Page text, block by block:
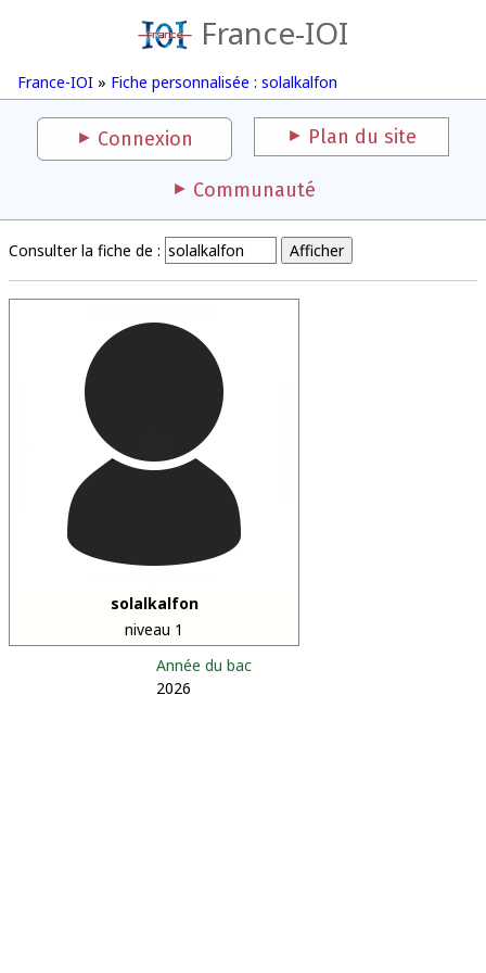
France-IOI
France-IOI » Fiche personnalisée : solalkalfon
Connexion Plan du site
Communauté
Consulter la fiche de :
solalkalfon
niveau 1
Année du bac
2026